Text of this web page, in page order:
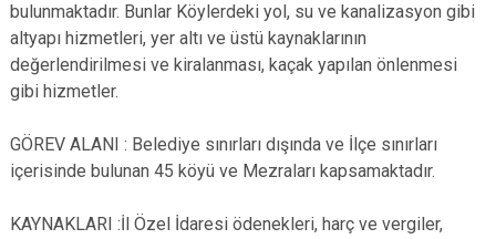
bulunmaktadır. Bunlar Köylerdeki yol, su ve kanalizasyon gibi
altyapı hizmetleri, yer altı ve üstü kaynaklarının
değerlendirilmesi ve kiralanması, kaçak yapılan önlenmesi
gibi hizmetler.
GÖREV ALANI : Belediye sınırları dışında ve İlçe sınırları
içerisinde bulunan 45 köyü ve Mezraları kapsamaktadır.
KAYNAKLARI :İl Özel İdaresi ödenekleri, harç ve vergiler,